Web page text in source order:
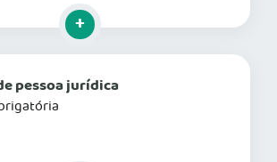
Clique para mais informações
pessoa jurídica